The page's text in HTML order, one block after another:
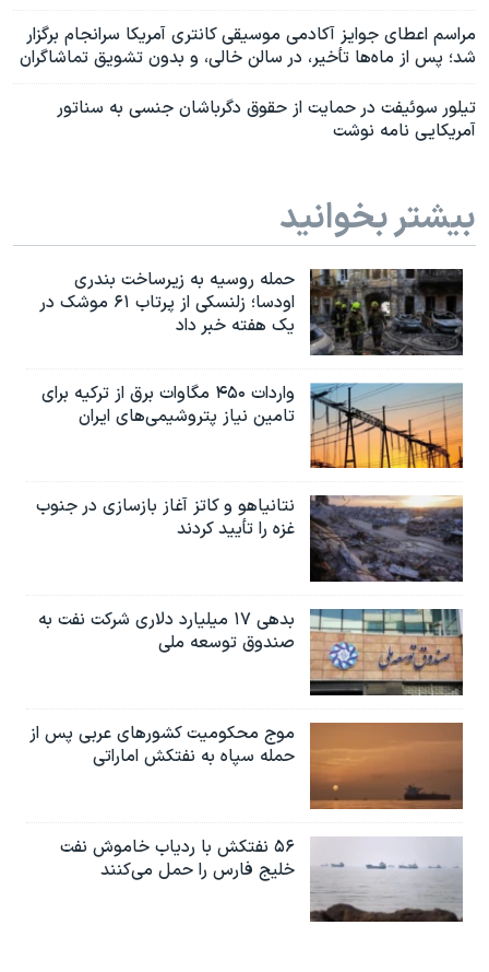
مراسم اعطای جوایز آکادمی موسیقی کانتری آمریکا سرانجام برگزار
شد؛ پس از ماه‌ها تأخیر، در سالن خالی، و بدون تشویق تماشاگران
تیلور سوئیفت در حمایت از حقوق دگرباشان جنسی به سناتور
آمریکایی نامه نوشت
بیشتر بخوانید
حمله روسیه به زیرساخت بندری
اودسا؛ زلنسکی از پرتاب ۶۱ موشک در
یک هفته خبر داد
واردات ۴۵۰ مگاوات برق از ترکیه برای
تامین نیاز پتروشیمی‌های ایران
نتانیاهو و کاتز آغاز بازسازی در جنوب
غزه را تأیید کردند
بدهی ۱۷ میلیارد دلاری شرکت نفت به
صندوق توسعه ملی
موج محکومیت کشورهای عربی پس از
حمله سپاه به نفتکش اماراتی
۵۶ نفتکش با ردیاب خاموش نفت
خلیج فارس را حمل می‌کنند